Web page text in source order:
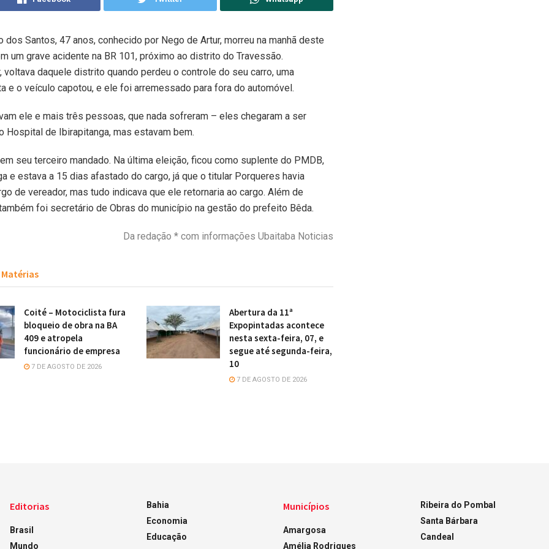
dos Santos, 47 anos, conhecido por Nego de Artur, morreu na manhã deste
um grave acidente na BR 101, próximo ao distrito do Travessão.
voltava daquele distrito quando perdeu o controle do seu carro, uma
e o veículo capotou, e ele foi arremessado para fora do automóvel.
ele e mais três pessoas, que nada sofreram – eles chegaram a ser
Hospital de Ibirapitanga, mas estavam bem.
seu terceiro mandado. Na última eleição, ficou como suplente do PMDB,
e estava a 15 dias afastado do cargo, já que o titular Porqueres havia
de vereador, mas tudo indicava que ele retornaria ao cargo. Além de
foi secretário de Obras do município na gestão do prefeito Bêda.
Da redação * com informações Ubaitaba Noticias
Matérias
Coité – Motociclista fura
bloqueio de obra na BA
409 e atropela
funcionário de empresa
7 DE AGOSTO DE 2026
Abertura da 11ª
Expopintadas acontece
nesta sexta-feira, 07, e
segue até segunda-feira,
10
7 DE AGOSTO DE 2026
Editorias
Brasil
Mundo
Bahia
Economia
Educação
Municípios
Amargosa
Amélia Rodrigues
Ribeira do Pombal
Santa Bárbara
Candeal